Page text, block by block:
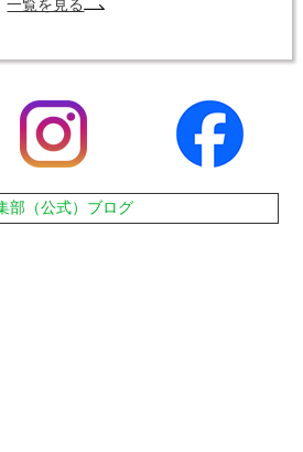
一覧を見る
部（公式）ブログ